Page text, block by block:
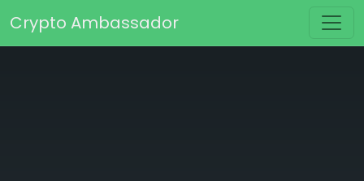
Основная навигация
Crypto Ambassador